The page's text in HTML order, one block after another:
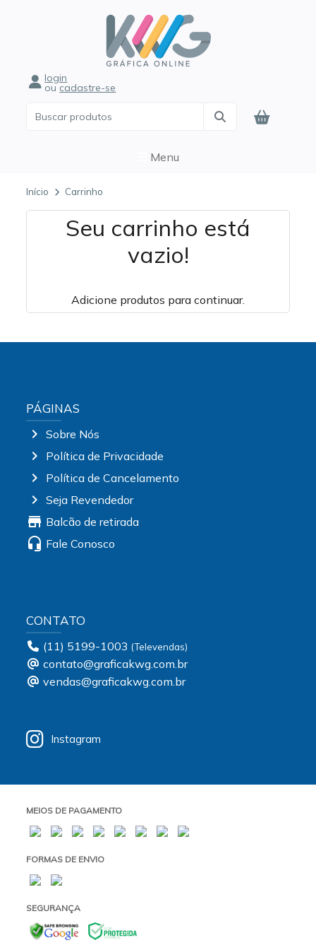
login
oucadastre-se
Menu
Início Carrinho
Seu carrinho está
vazio!
Adicione produtos para continuar.
PÁGINAS
chevron_right Sobre Nós
chevron_right Política de Privacidade
chevron_right Política de Cancelamento
chevron_right Seja Revendedor
store Balcão de retirada
headset_mic Fale Conosco
CONTATO
(11) 5199-1003
contato@graficakwg.com.br
vendas@graficakwg.com.br
Instagram
MEIOS DE PAGAMENTO
FORMAS DE ENVIO
SEGURANÇA